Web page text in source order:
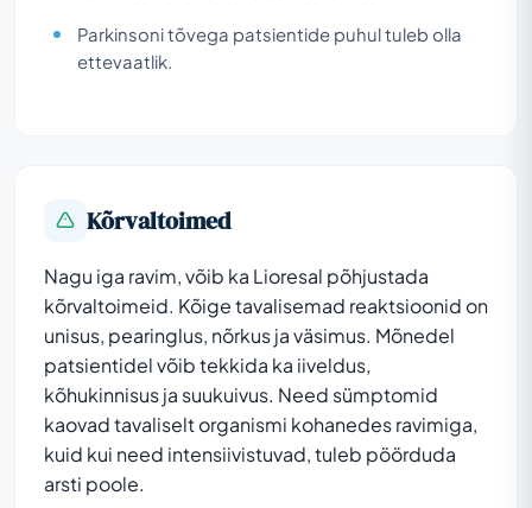
Parkinsoni tõvega patsientide puhul tuleb olla
ettevaatlik.
Kõrvaltoimed
Nagu iga ravim, võib ka Lioresal põhjustada
kõrvaltoimeid. Kõige tavalisemad reaktsioonid on
unisus, pearinglus, nõrkus ja väsimus. Mõnedel
patsientidel võib tekkida ka iiveldus,
kõhukinnisus ja suukuivus. Need sümptomid
kaovad tavaliselt organismi kohanedes ravimiga,
kuid kui need intensiivistuvad, tuleb pöörduda
arsti poole.